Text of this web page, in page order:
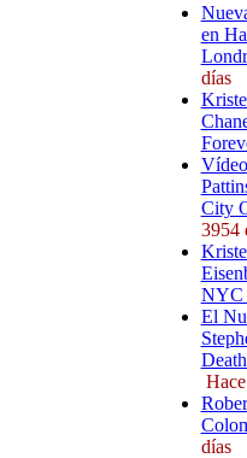
en
días
City
3954
NYC
El
días